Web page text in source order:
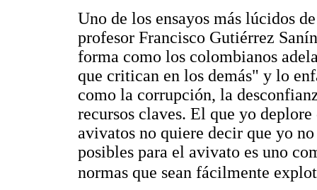
Uno de los ensayos más lúcidos
profesor Francisco Gutiérrez
forma como los colombianos
que critican en los demás" y lo
como la corrupción, la
recursos claves. El que yo
avivatos no quiere decir que yo
posibles para el avivato es uno
normas que sean fácilmente